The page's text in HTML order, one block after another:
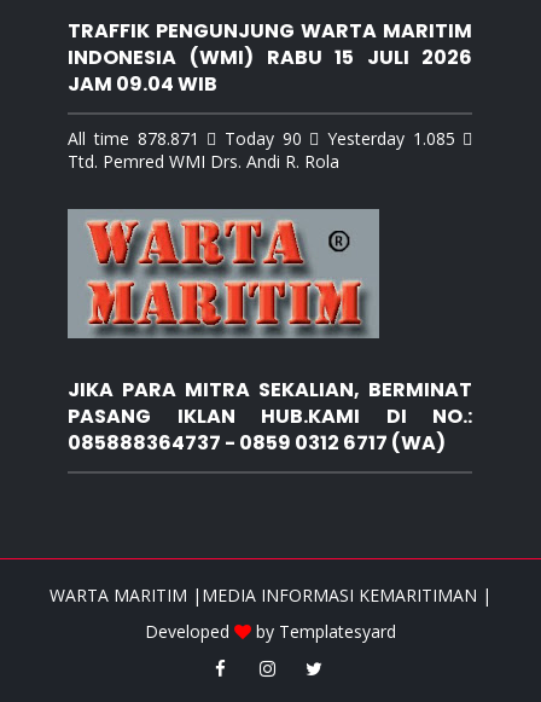
TRAFFIK PENGUNJUNG WARTA MARITIM
INDONESIA (WMI) RABU 15 JULI 2026
JAM 09.04 WIB
All time 878.871  Today 90  Yesterday 1.085 
Ttd. Pemred WMI Drs. Andi R. Rola
JIKA PARA MITRA SEKALIAN, BERMINAT
PASANG IKLAN HUB.KAMI DI NO.:
085888364737 - 0859 0312 6717 (WA)
WARTA MARITIM |MEDIA INFORMASI KEMARITIMAN |
Developed
by Templatesyard